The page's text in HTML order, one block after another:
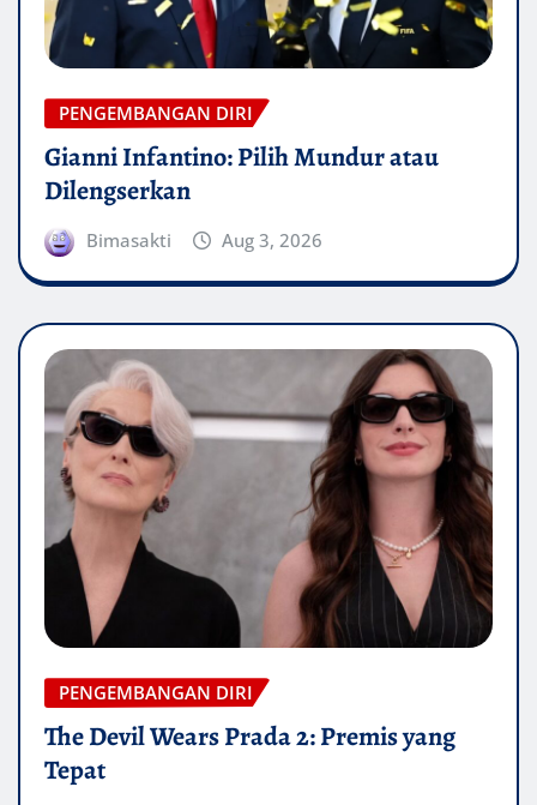
PENGEMBANGAN DIRI
Gianni Infantino: Pilih Mundur atau
Dilengserkan
Bimasakti Aug 3, 2026
PENGEMBANGAN DIRI
The Devil Wears Prada 2: Premis yang
Tepat